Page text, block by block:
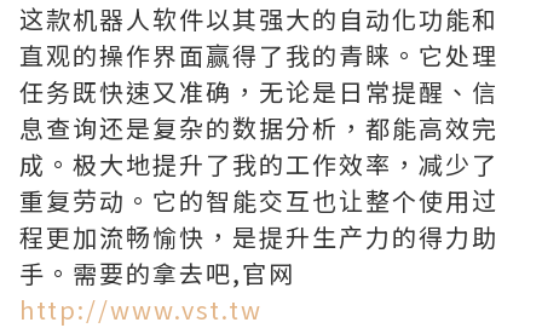
这款机器人软件以其强大的自动化功能和
直观的操作界面赢得了我的青睐。它处理
任务既快速又准确，无论是日常提醒、信
息查询还是复杂的数据分析，都能高效完
成。极大地提升了我的工作效率，减少了
重复劳动。它的智能交互也让整个使用过
程更加流畅愉快，是提升生产力的得力助
手。需要的拿去吧,官网
http://www.vst.tw